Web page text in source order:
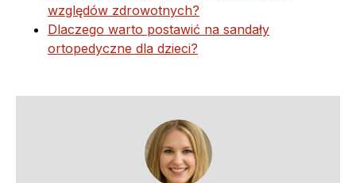
względów zdrowotnych?
Dlaczego warto postawić na sandały
ortopedyczne dla dzieci?